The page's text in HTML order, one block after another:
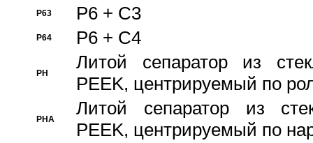
P63 P6 + C3
P64 P6 + C4
PH
Литой сепаратор из
PEEK, центрируемый по
PHA
Литой сепаратор из
PEEK, центрируемый по